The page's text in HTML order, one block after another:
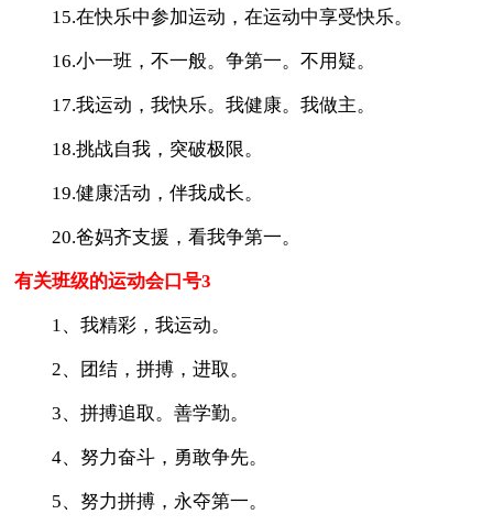
15.在快乐中参加运动，在运动中享受快乐。
16.小一班，不一般。争第一。不用疑。
17.我运动，我快乐。我健康。我做主。
18.挑战自我，突破极限。
19.健康活动，伴我成长。
20.爸妈齐支援，看我争第一。
有关班级的运动会口号3
1、我精彩，我运动。
2、团结，拼搏，进取。
3、拼搏追取。善学勤。
4、努力奋斗，勇敢争先。
5、努力拼搏，永夺第一。